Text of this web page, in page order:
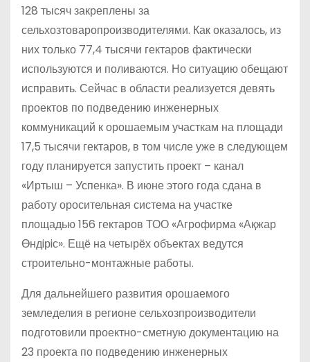
128 тысяч закреплены за
сельхозтоваропроизводителями. Как оказалось, из
них только 77,4 тысячи гектаров фактически
используются и поливаются. Но ситуацию обещают
исправить. Сейчас в области реализуется девять
проектов по подведению инженерных
коммуникаций к орошаемым участкам на площади
17,5 тысячи гектаров, в том числе уже в следующем
году планируется запустить проект – канал
«Иртыш – Успенка». В июне этого года сдана в
работу оросительная система на участке
площадью 156 гектаров ТОО «Агрофирма «Ақжар
Өндiрiс». Ещё на четырёх объектах ведутся
строительно-монтажные работы.
Для дальнейшего развития орошаемого
земледелия в регионе сельхозпроизводители
подготовили проектно-сметную документацию на
23 проекта по подведению инженерных